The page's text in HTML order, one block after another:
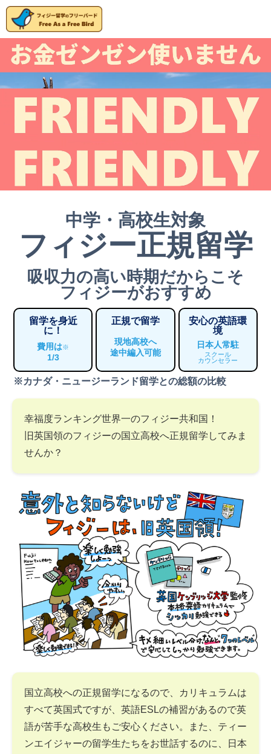
中学・高校生対象
フィジー正規留学
吸収力の高い時期だからこそ
フィジーがおすすめ
留学を身近
に！
費用は※
1/3
正規で留学
現地高校へ
途中編入可能
安心の英語環
境
日本人常駐
スクール
カウンセラー
※カナダ・ニュージーランド留学との総額の比較
幸福度ランキング世界一のフィジー共和国！
旧英国領のフィジーの国立高校へ正規留学してみま
せんか？
国立高校への正規留学になるので、カリキュラムは
すべて英国式ですが、英語ESLの補習があるので英
語が苦手な高校生もご安心ください。また、ティー
ンエイジャーの留学生たちをお世話するのに、日本